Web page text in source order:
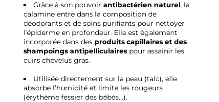
Grâce à son pouvoir antibactérien naturel, la
calamine entre dans la composition de
déodorants et de soins purifiants pour nettoyer
l’épiderme en profondeur. Elle est également
incorporée dans des produits capillaires et des
shampoings antipelliculaires pour assainir les
cuirs chevelus gras.
Utilisée directement sur la peau (talc), elle
absorbe l’humidité et limite les rougeurs
(érythème fessier des bébés…).